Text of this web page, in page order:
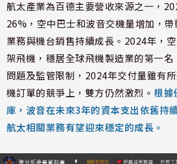
航太產業為百德主要營收來源之一，
26%，空中巴士和波音交機量增加，
業務與機台銷售持續成長。2024年，
架飛機，穩居全球飛機製造業的第一
問題及監管限制，2024年交付量雖有
機訂單的競爭上，雙方仍然激烈。根據
庫，波音在未來3年的資本支出依舊持
航太相關業務有望迎來穩定的成長。